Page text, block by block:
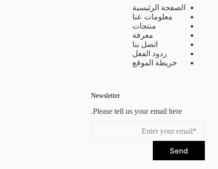
الصفحة الرئيسية
معلومات عنا
منتجات
معرفة
اتصل بنا
ردود الفعل
خريطة الموقع
Newsletter
Please tell us your email here.
Send